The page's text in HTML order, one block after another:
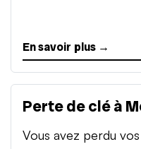
En savoir plus →
Perte de clé à
Vous avez perdu